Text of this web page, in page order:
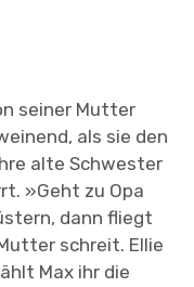
seiner Mutter
als sie den
alte Schwester
»Geht zu Opa
dann fliegt
schreit. Ellie
Max ihr die